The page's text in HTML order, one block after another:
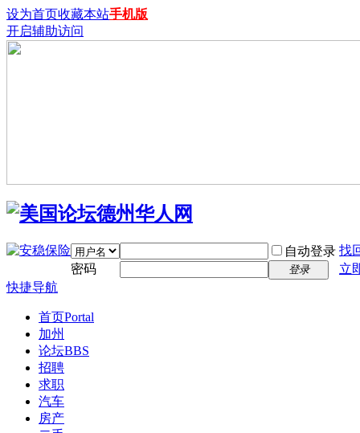
设为首页收藏本站手机版
开启辅助访问
自动登录 找
密码
登录
立
快捷导航
首页Portal
加州
论坛BBS
招聘
求职
汽车
房产